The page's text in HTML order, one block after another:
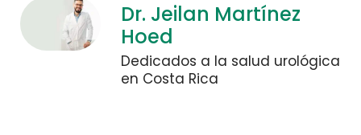
Dr. Jeilan Martínez
Hoed
Dedicados a la salud urológica
en Costa Rica